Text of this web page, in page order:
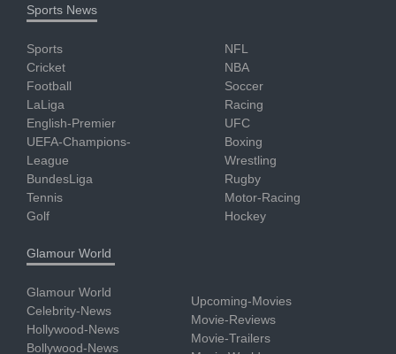
Sports News
Sports
Cricket
Football
LaLiga
English-Premier
UEFA-Champions-
League
BundesLiga
Tennis
Golf
NFL
NBA
Soccer
Racing
UFC
Boxing
Wrestling
Rugby
Motor-Racing
Hockey
Glamour World
Glamour World
Celebrity-News
Hollywood-News
Bollywood-News
Upcoming-Movies
Movie-Reviews
Movie-Trailers